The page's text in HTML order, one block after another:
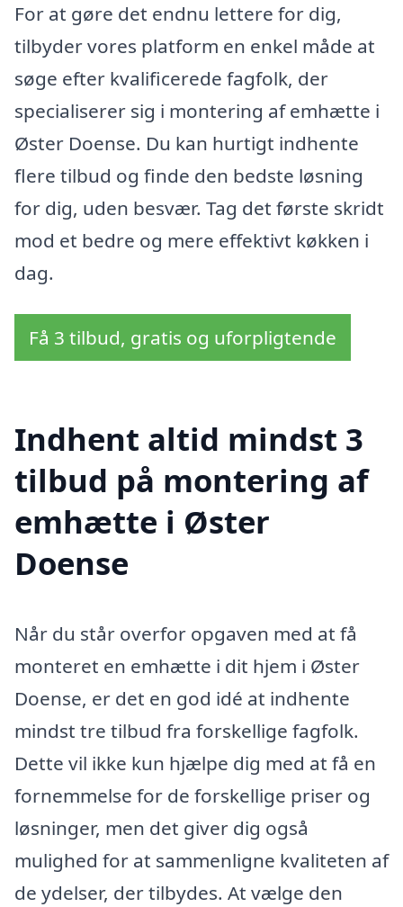
For at gøre det endnu lettere for dig,
tilbyder vores platform en enkel måde at
søge efter kvalificerede fagfolk, der
specialiserer sig i montering af emhætte i
Øster Doense. Du kan hurtigt indhente
flere tilbud og finde den bedste løsning
for dig, uden besvær. Tag det første skridt
mod et bedre og mere effektivt køkken i
dag.
Få 3 tilbud, gratis og uforpligtende
Indhent altid mindst 3
tilbud på montering af
emhætte i Øster
Doense
Når du står overfor opgaven med at få
monteret en emhætte i dit hjem i Øster
Doense, er det en god idé at indhente
mindst tre tilbud fra forskellige fagfolk.
Dette vil ikke kun hjælpe dig med at få en
fornemmelse for de forskellige priser og
løsninger, men det giver dig også
mulighed for at sammenligne kvaliteten af
de ydelser, der tilbydes. At vælge den